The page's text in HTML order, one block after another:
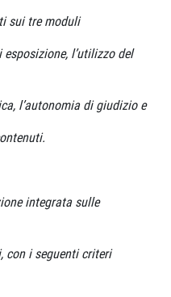
sui tre moduli
l’utilizzo del
l’autonomia di giudizio e
integrata sulle
con i seguenti criteri